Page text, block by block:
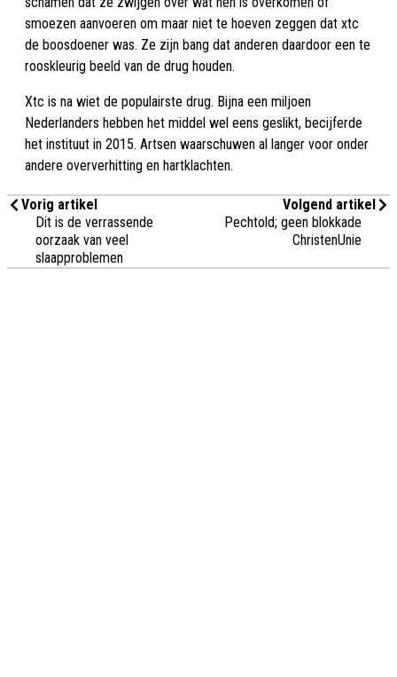
smoezen aanvoeren om maar niet te hoeven zeggen dat xtc
de boosdoener was. Ze zijn bang dat anderen daardoor een te
rooskleurig beeld van de drug houden.
Xtc is na wiet de populairste drug. Bijna een miljoen
Nederlanders hebben het middel wel eens geslikt, becijferde
het instituut in 2015. Artsen waarschuwen al langer voor onder
andere oververhitting en hartklachten.
Vorig artikel
Dit is de verrassende
oorzaak van veel
slaapproblemen
Volgend artikel
Pechtold; geen blokkade
ChristenUnie